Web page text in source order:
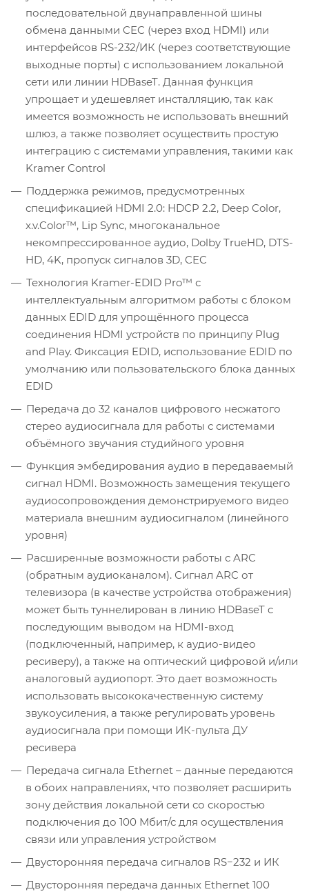
последовательной двунаправленной шины
обмена данными CEC (через вход HDMI) или
интерфейсов RS-232/ИК (через соответствующие
выходные порты) с использованием локальной
сети или линии HDBaseT. Данная функция
упрощает и удешевляет инсталляцию, так как
имеется возможность не использовать внешний
шлюз, а также позволяет осуществить простую
интеграцию с системами управления, такими как
Kramer Control
Поддержка режимов, предусмотренных
спецификацией HDMI 2.0: HDCP 2.2, Deep Color,
x.v.Color™, Lip Sync, многоканальное
некомпрессированное аудио, Dolby TrueHD, DTS-
HD, 4K, пропуск сигналов 3D, CEC
Технология Kramer-EDID Pro™ с
интеллектуальным алгоритмом работы с блоком
данных EDID для упрощённого процесса
соединения HDMI устройств по принципу Plug
and Play. Фиксация EDID, использование EDID по
умолчанию или пользовательского блока данных
EDID
Передача до 32 каналов цифрового несжатого
стерео аудиосигнала для работы с системами
объёмного звучания студийного уровня
Функция эмбедирования аудио в передаваемый
сигнал HDMI. Возможность замещения текущего
аудиосопровождения демонстрируемого видео
материала внешним аудиосигналом (линейного
уровня)
Расширенные возможности работы с ARC
(обратным аудиоканалом). Сигнал ARC от
телевизора (в качестве устройства отображения)
может быть туннелирован в линию HDBaseT c
последующим выводом на HDMI-вход
(подключенный, например, к аудио-видео
ресиверу), а также на оптический цифровой и/или
аналоговый аудиопорт. Это дает возможность
использовать высококачественную систему
звукоусиления, а также регулировать уровень
аудиосигнала при помощи ИК-пульта ДУ
ресивера
Передача сигнала Ethernet – данные передаются
в обоих направлениях, что позволяет расширить
зону действия локальной сети со скоростью
подключения до 100 Мбит/с для осуществления
связи или управления устройством
Двусторонняя передача сигналов RS−232 и ИК
Двусторонняя передача данных Ethernet 100